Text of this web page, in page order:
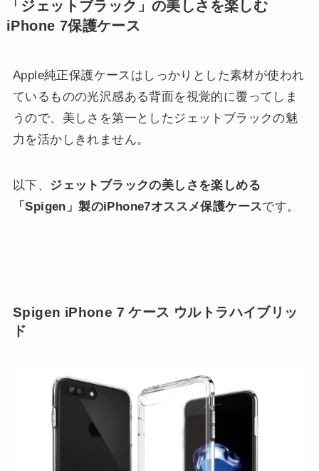
「ジェットブラック」の美しさを楽しむ
iPhone 7保護ケース
Apple純正保護ケースはしっかりとした素材が使われ
ているものの光沢感ある背面を視覚的に覆ってしま
うので、美しさを第一としたジェットブラックの魅
力を活かしきれません。
以下、 ジェットブラックの美しさを楽しめる
「Spigen」製のiPhone7オススメ保護ケースです。
Spigen iPhone 7 ケース ウルトラハイブリッ
ド